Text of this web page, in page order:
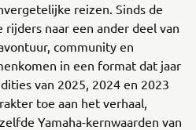
reizen. Sinds de
naar een ander deel van
community en
in een format dat jaar
van 2025, 2024 en 2023
toe aan het verhaal,
Yamaha-kernwaarden van